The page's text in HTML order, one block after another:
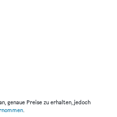
genaue Preise zu erhalten, jedoch
.